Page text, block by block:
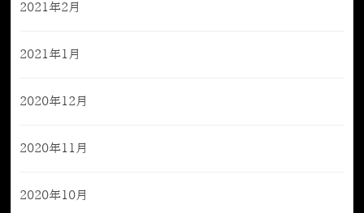
2021年2月
2021年1月
2020年12月
2020年11月
2020年10月